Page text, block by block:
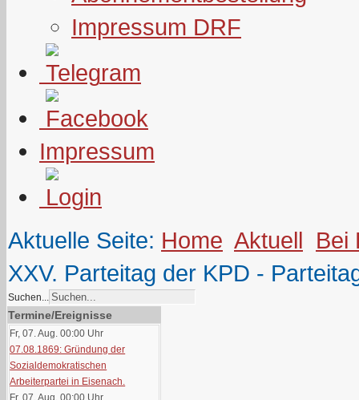
Impressum DRF
Impressum
Aktuelle Seite: Home Aktuell Bei
XXV. Parteitag der KPD -
Suchen...
Termine/Ereignisse
Fr, 07. Aug. 00:00 Uhr
07.08.1869: Gründung der
Sozialdemokratischen
Arbeiterpartei in Eisenach.
Fr, 07. Aug. 00:00 Uhr